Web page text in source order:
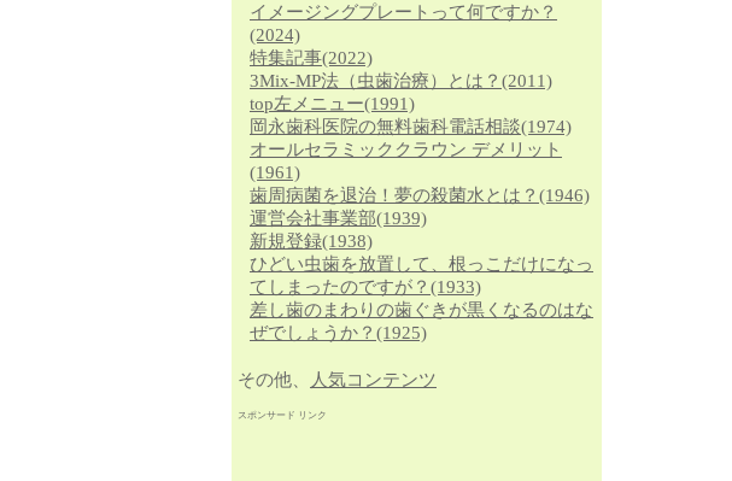
イメージングプレートって何ですか？
(2024)
特集記事(2022)
3Mix-MP法（虫歯治療）とは？ (2011)
top左メニュー(1991)
岡永歯科医院の無料歯科電話相談(1974)
オールセラミッククラウン デメリット
(1961)
歯周病菌を退治！夢の殺菌水とは？ (1946)
運営会社事業部(1939)
新規登録(1938)
ひどい虫歯を放置して、根っこだけになっ
てしまったのですが？ (1933)
差し歯のまわりの歯ぐきが黒くなるのはな
ぜでしょうか？ (1925)
その他、 人気コンテンツ
スポンサード リンク